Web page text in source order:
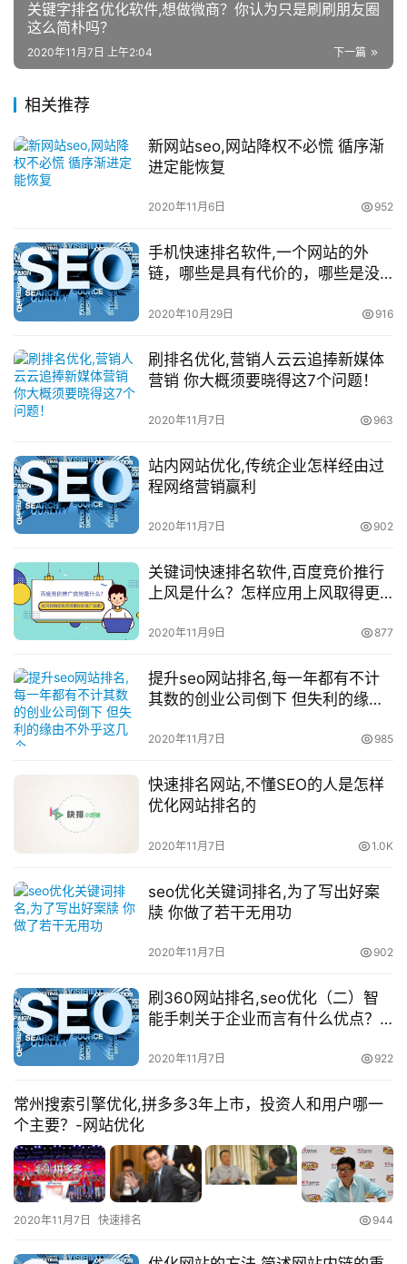
关键字排名优化软件,想做微商？你认为只是刷刷朋友圈
这么简朴吗？
下一篇
2020年11月7日 上午2:04
相关推荐
新网站seo,网站降权不必慌 循序渐
进定能恢复
2020年11月6日 952
手机快速排名软件,一个网站的外
链，哪些是具有代价的，哪些是没
2020年10月29日 916
刷排名优化,营销人云云追捧新媒体
营销 你大概须要晓得这7个问题！
2020年11月7日 963
站内网站优化,传统企业怎样经由过
程网络营销赢利
2020年11月7日 902
关键词快速排名软件,百度竞价推行
上风是什么？怎样应用上风取得更
2020年11月9日 877
提升seo网站排名,每一年都有不计
其数的创业公司倒下 但失利的缘由
2020年11月7日 985
快速排名网站,不懂SEO的人是怎样
优化网站排名的
2020年11月7日 1.0K
seo优化关键词排名,为了写出好案
牍 你做了若干无用功
2020年11月7日 902
刷360网站排名,seo优化（二）智
能手刺关于企业而言有什么优点？
2020年11月7日 922
常州搜索引擎优化,拼多多3年上市，投资人和用户哪一
个主要？-网站优化
2020年11月7日 快速排名 944